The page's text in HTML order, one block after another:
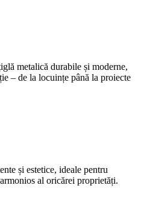
metalică durabile și moderne,
– de la locuințe până la proiecte
și estetice, ideale pentru
al oricărei proprietăți.